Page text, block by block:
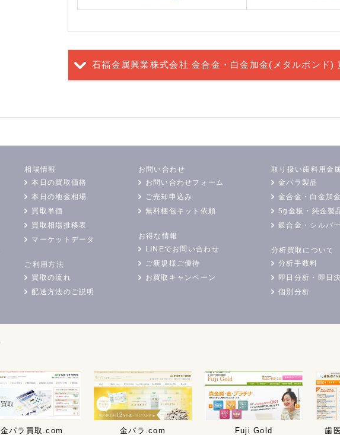
石福金属興業株式会社 金合金・白金加金(メタルボンド)
相場情報
本日の買取価格
本日の地金相場
買取単価
買取相場推移表
マーケットデータ
ご利用方法
買取の流れ
配送方法のご説明
お問い合わせ
お問い合わせフォーム
ご売却申込み
無料梱包キット依頼
お得な情報
LINEでお問い合わせ
ご新規様ご優待
お買取キャンペーン
取り扱い歯科用金
金パラ製品
金合金・白金加金
5g金板・純金製
銀合金・シルバ
分析買取について
分析手数料
即日分析・即日
個別分析
金パラ買取.com 金パラ.com Fuji Gold 歯